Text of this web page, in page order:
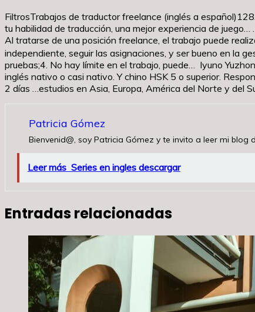
FiltrosTrabajos de traductor freelance (inglés a
tu habilidad de traducción, una mejor experiencia de
Al tratarse de una posición freelance, el trabajo puede
independiente, seguir las asignaciones, y ser bueno en la
pruebas;4. No hay límite en el trabajo, puede… Iyuno
inglés nativo o casi nativo. Y chino HSK 5 o superior.
2 días …estudios en Asia, Europa, América del Norte y del
Patricia Gómez
Bienvenid@, soy Patricia Gómez y te invito a leer mi blog
Leer más Series en ingles descargar
Entradas relacionadas